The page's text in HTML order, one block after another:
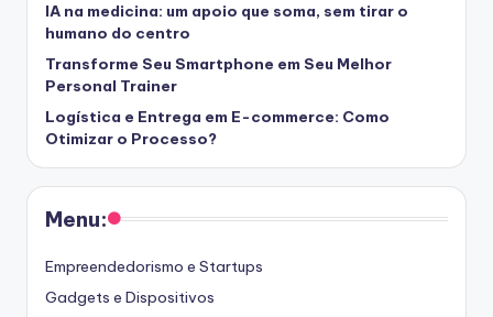
IA na medicina: um apoio que soma, sem tirar o
humano do centro
Transforme Seu Smartphone em Seu Melhor
Personal Trainer
Logística e Entrega em E-commerce: Como
Otimizar o Processo?
Menu:
Empreendedorismo e Startups
Gadgets e Dispositivos